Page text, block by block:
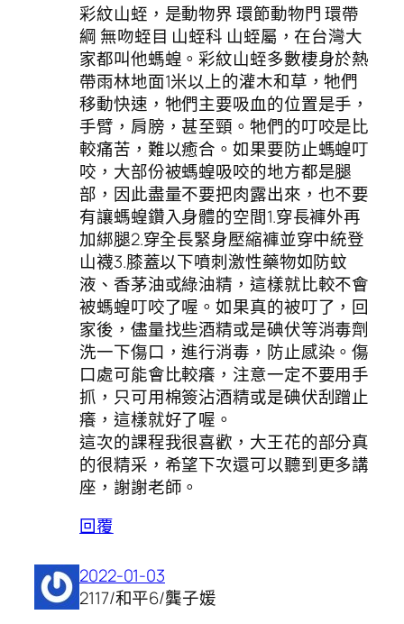
彩紋山蛭，是動物界 環節動物門 環帶
綱 無吻蛭目 山蛭科 山蛭屬，在台灣大
家都叫他螞蝗。彩紋山蛭多數棲身於熱
帶雨林地面1米以上的灌木和草，牠們
移動快速，牠們主要吸血的位置是手，
手臂，肩膀，甚至頸。牠們的叮咬是比
較痛苦，難以癒合。如果要防止螞蝗叮
咬，大部份被螞蝗吸咬的地方都是腿
部，因此盡量不要把肉露出來，也不要
有讓螞蝗鑽入身體的空間1.穿長褲外再
加綁腿2.穿全長緊身壓縮褲並穿中統登
山襪3.膝蓋以下噴刺激性藥物如防蚊
液、香茅油或綠油精，這樣就比較不會
被螞蝗叮咬了喔。如果真的被叮了，回
家後，儘量找些酒精或是碘伏等消毒劑
洗一下傷口，進行消毒，防止感染。傷
口處可能會比較癢，注意一定不要用手
抓，只可用棉簽沾酒精或是碘伏刮蹭止
癢，這樣就好了喔。
這次的課程我很喜歡，大王花的部分真
的很精采，希望下次還可以聽到更多講
座，謝謝老師。
回覆
2022-01-03
2117/和平6/龔子媛